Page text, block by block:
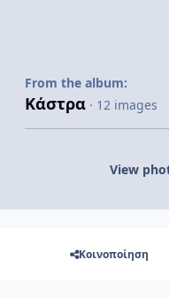
From the album:
Κάστρα · 12 images
View
Κοινοποίηση